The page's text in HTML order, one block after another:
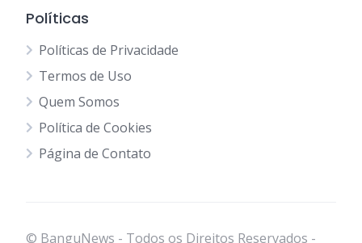
Políticas
Políticas de Privacidade
Termos de Uso
Quem Somos
Política de Cookies
Página de Contato
© BanguNews - Todos os Direitos Reservados -